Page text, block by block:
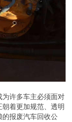
许多车主必须面对
着更加规范、透明
的报废汽车回收公